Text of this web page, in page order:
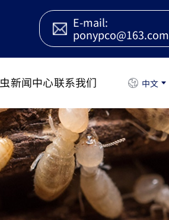
E-mail:
ponypco@163.com
新闻中心联系我们 中文